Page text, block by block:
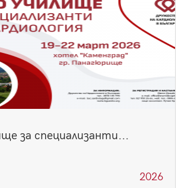
за специализанти...
2026